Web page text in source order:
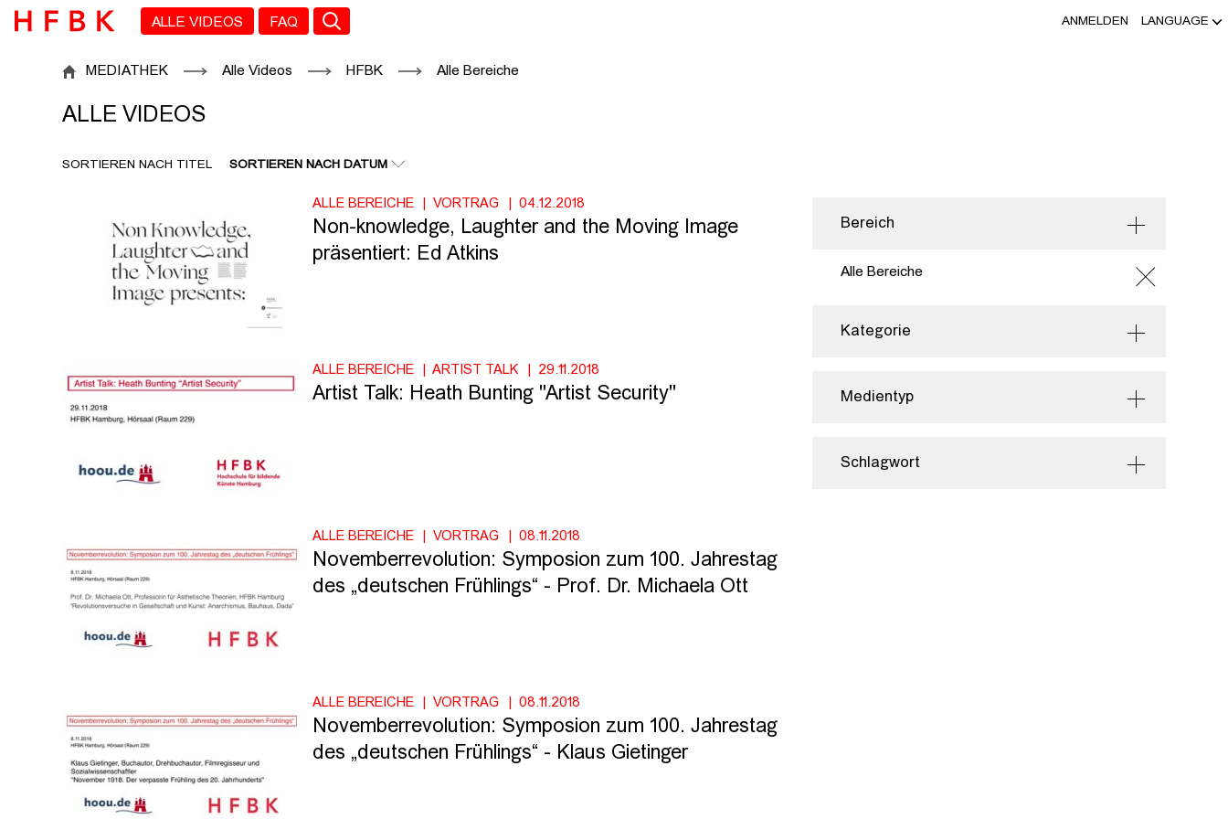
Zu den Filtern
Zur Metanavigation
Zur Hauptnavigation
Zur Suche
Zum Inhalt
Zum Seitenfuss ANMELDEN LANGUAGE
ALLE VIDEOS FAQ
ALLE VIDEOS
MEDIATHEK Alle Videos HFBK Alle Bereiche
ALLE VIDEOS
SORTIEREN NACH TITEL SORTIEREN NACH DATUM
Bereich
Alle Bereiche
Kategorie
Medientyp
Schlagwort
ALLE BEREICHE VORTRAG 04.12.2018
Non-knowledge, Laughter and the Moving Image
präsentiert: Ed Atkins
ALLE BEREICHE ARTIST TALK 29.11.2018
Artist Talk: Heath Bunting "Artist Security"
ALLE BEREICHE VORTRAG 08.11.2018
Novemberrevolution: Symposion zum 100. Jahrestag
des „deutschen Frühlings“ - Prof. Dr. Michaela Ott
ALLE BEREICHE VORTRAG 08.11.2018
Novemberrevolution: Symposion zum 100. Jahrestag
des „deutschen Frühlings“ - Klaus Gietinger